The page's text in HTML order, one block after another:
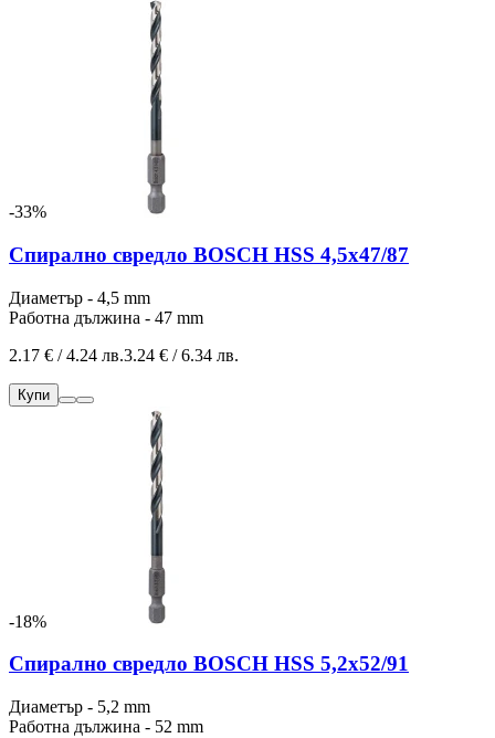
-33%
Спирално свредло BOSCH HSS 4,5x47/87
Диаметър - 4,5 mm
Работна дължина - 47 mm
2.17 € / 4.24 лв.3.24 € / 6.34 лв.
Купи
-18%
Спирално свредло BOSCH HSS 5,2x52/91
Диаметър - 5,2 mm
Работна дължина - 52 mm